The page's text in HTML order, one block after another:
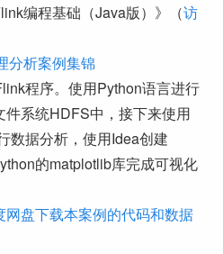
编程基础（Java版）》（访
分析案例集锦
程序。使用Python语言进行
系统HDFS中，接下来使用
数据分析，使用Idea创建
的matplotlib库完成可视化
网盘下载本案例的代码和数据